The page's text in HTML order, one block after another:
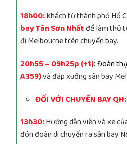
18h00:Khách từ thành phố Hồ
bay Tân Sơn Nhấtđể làm thủ
đi Melbourne trên chuyến bay.
20h55 – 09h25p (+1): Đoàn
A359)và đáp xuống sân bay
ĐỐI VỚI CHUYẾN BAY QH:
13h30:Hướng dẫn viên và xe
đón đoàn di chuyển ra sân bay